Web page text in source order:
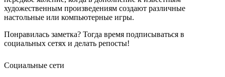
художественным произведениям создают различные
настольные или компьютерные игры.
Понравилась заметка? Тогда время подписываться в
социальных сетях и делать репосты!
Социальные сети